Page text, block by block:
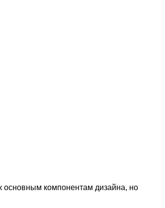
основным компонентам дизайна, но